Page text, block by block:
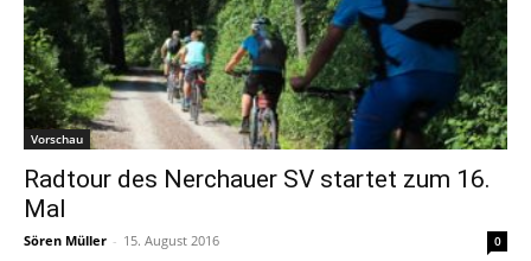
Vorschau
Radtour des Nerchauer SV startet zum 16.
Mal
Sören Müller - 15. August 2016 0